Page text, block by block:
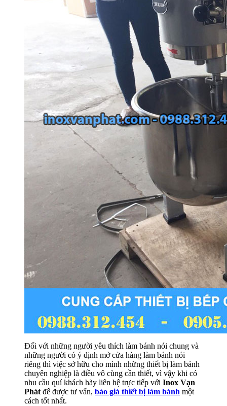
Đối với những người yêu thích làm bánh nói chung và
những người có ý định mở cửa hàng làm bánh nói
riêng thì việc sở hữu cho mình những thiết bị làm bánh
chuyên nghiệp là điều vô cùng cần thiết, vì vậy khi có
nhu cầu quí khách hãy liên hệ trực tiếp với Inox Vạn
Phát để được tư vấn, báo giá thiết bị làm bánh một
cách tốt nhất.